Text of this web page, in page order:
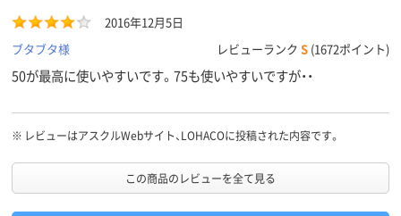
2016年12月5日
ブタブタ様
レビューランク S (1672ポイント)
50が最高に使いやすいです。75も使いやすいですが・・
※ レビューはアスクルWebサイト、LOHACOに投稿された内容です。
この商品のレビューを全て見る